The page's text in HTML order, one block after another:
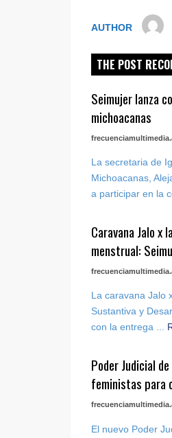
AUTHOR
THE POST
Seimujer lanza
michoacanas
La secretaria de
Michoacanas,
a participar en la
Caravana Jalo x
menstrual:
La caravana Jalo
Sustantiva y
con la entrega ...
Poder Judicial
feministas para
El nuevo Poder